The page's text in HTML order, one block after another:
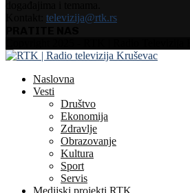
televizija@rtk.rs
Naslovna
Vesti
Društvo
Ekonomija
Zdravlje
Obrazovanje
Kultura
Sport
Servis